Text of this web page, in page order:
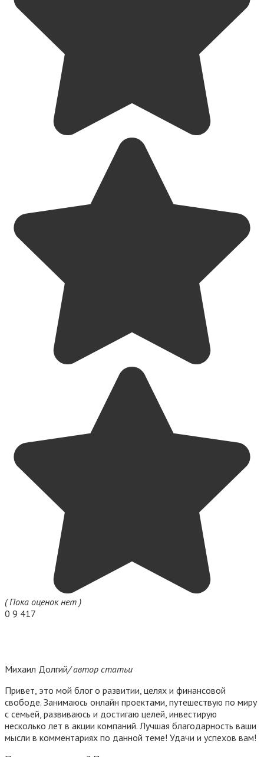
( Пока оценок нет )
0 9 417
Михаил Долгий/ автор статьи
Привет, это мой блог о развитии, целях и финансовой
свободе. Занимаюсь онлайн проектами, путешествую по миру
с семьей, развиваюсь и достигаю целей, инвестирую
несколько лет в акции компаний. Лучшая благодарность ваши
мысли в комментариях по данной теме! Удачи и успехов вам!